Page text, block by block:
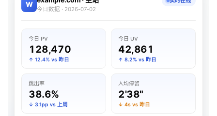
W
今日数据 · 2026-07-02
今日 PV
128,470
↑ 12.4% vs 昨日
今日 UV
42,861
↑ 8.2% vs 昨日
跳出率
38.6%
↓ 3.1pp vs 上周
人均停留
2'38"
↓ 4s vs 昨日